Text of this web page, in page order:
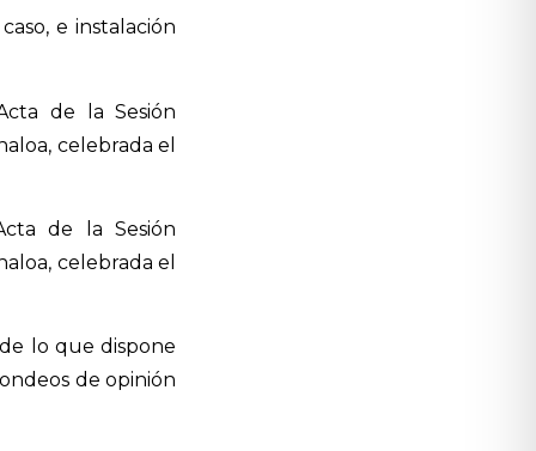
e instalación
de la Sesión
celebrada el
de la Sesión
celebrada el
lo que dispone
de opinión